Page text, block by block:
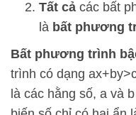
Tất cả các bất
là bất phương
Bất phương trình
trình có dạng ax+by>
là các hằng số, a và b